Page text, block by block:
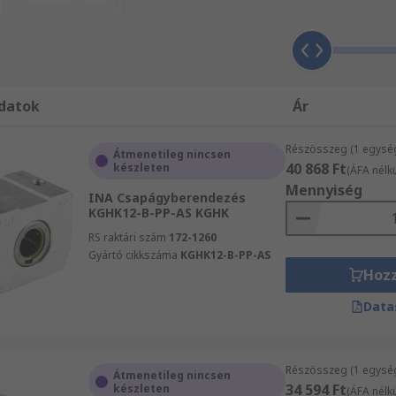
böngéssze a webhelyünket. Amennyiben műszaki
állnak az Ön rendelkezésére. Természetesen nálunk
alkalmazza, ami azt jelenti, hogy egy Lineáris
tegyen szert, és biztosítjuk az Ön számára mindazokat
csak szüksége lehet. Ügyfeleink élvezni fogják a
és kiegészítő árucikkeket rendelnek.
megfeleljenek a legmagasabb szintű minőségi és
vásárol. Nemcsak az összes Erőátviteli - Lineáris
támogatást nyújtanak azzal, hogy
Ár
Átmenetileg nincsen
készleten
INA Csapágyberendezés
KGHK12-B-PP-AS KGHK
RS raktári szám 172-1260
Gyártó cikkszáma KGHK12-B-PP-AS
Részösszeg (1
40 868 Ft(ÁFA
Mennyiség
Átmenetileg nincsen
készleten
Részösszeg (1
34 594 Ft(ÁFA